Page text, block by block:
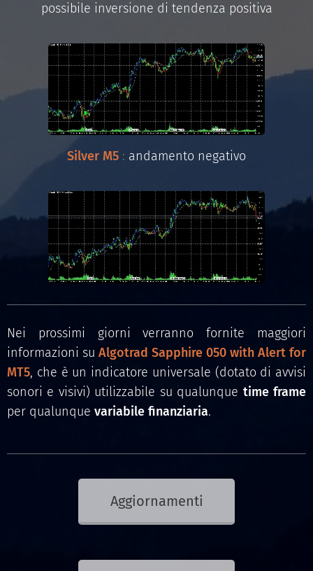
possibile inversione di tendenza positiva
Silver M5 : andamento negativo
Nei prossimi giorni verranno fornite maggiori
informazioni su Algotrad Sapphire 050 with Alert for
MT5, che è un indicatore universale (dotato di avvisi
sonori e visivi) utilizzabile su qualunque time frame
per qualunque variabile finanziaria.
Aggiornamenti